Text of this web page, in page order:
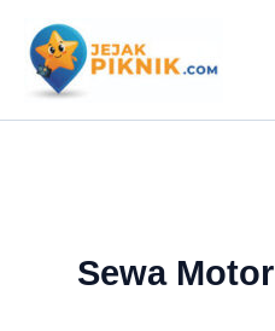
konten
Sewa Motor